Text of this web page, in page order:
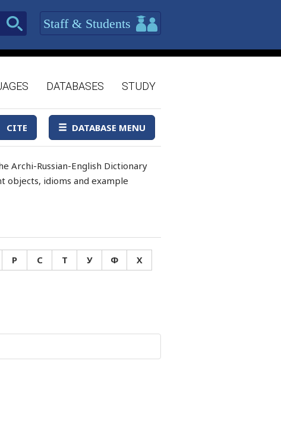
Staff & Students
DATABASES STUDY
CITE DATABASE MENU
Archi-Russian-English Dictionary
objects, idioms and example
Р С Т У Ф
Х